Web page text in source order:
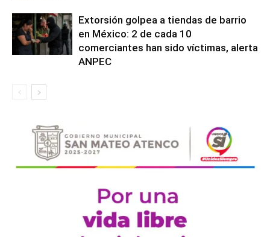
Extorsión golpea a tiendas de barrio
en México: 2 de cada 10
comerciantes han sido víctimas, alerta
ANPEC